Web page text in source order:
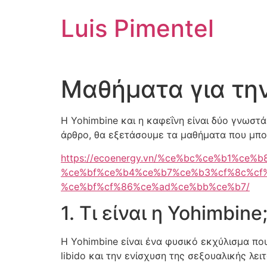
Luis Pimentel
Μαθήματα για
Η Yohimbine και η καφεΐνη είναι δύο
άρθρο, θα εξετάσουμε τα μαθήματα που
https://ecoenergy.vn/
%ce%bf%cf%86%ce%ad%ce%bb%ce%b7/
1. Τι είναι η Yohimbine;
Η Yohimbine είναι ένα φυσικό εκχύλισμα
libido και την ενίσχυση της σεξουαλικής